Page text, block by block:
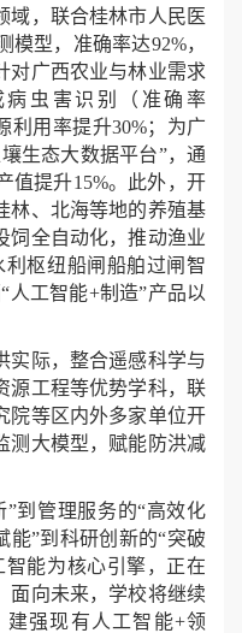
域，联合桂林市人民医
型，准确率达92%，
对广西农业与林业需求
虫害识别（准确率
利用率提升30%；为广
生态大数据平台”，通
值提升15%。此外，开
林、北海等地的养殖基
饲全自动化，推动渔业
枢纽船闸船舶过闸智
人工智能+制造”产品以
际，整合遥感科学与
源工程等优势学科，联
院等区内外多家单位开
测大模型，赋能防洪减
管理服务的“高效化
能”到科研创新的“突破
能为核心引擎，正在
面向未来，学校将继续
强现有人工智能+领